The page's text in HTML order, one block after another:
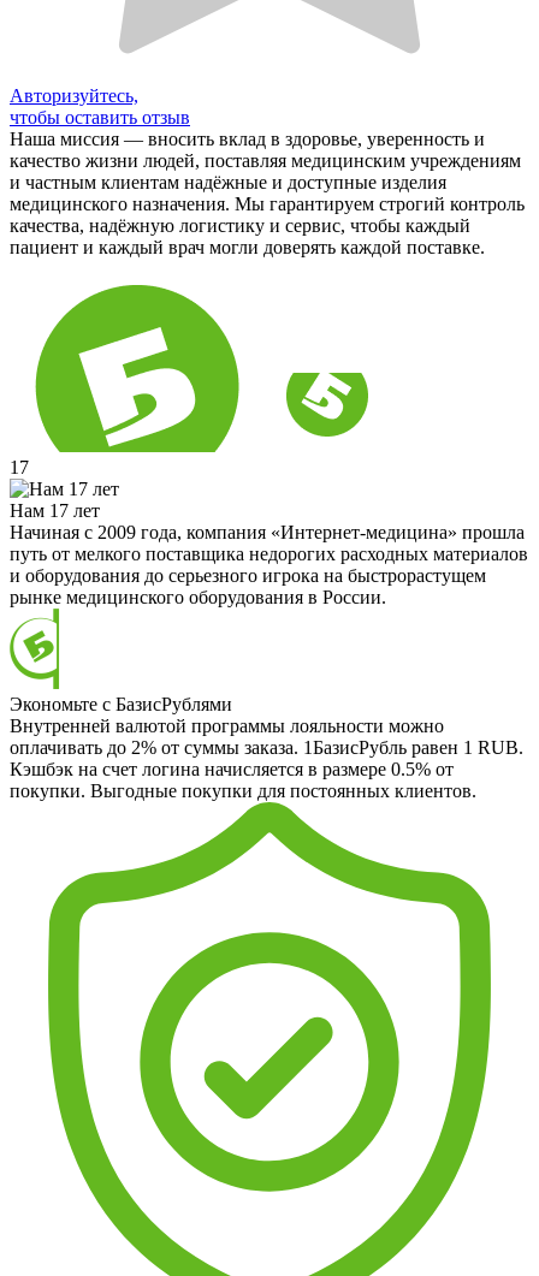
Авторизуйтесь,
чтобы оставить отзыв
Наша миссия — вносить вклад в здоровье, уверенность и
качество жизни людей, поставляя медицинским учреждениям
и частным клиентам надёжные и доступные изделия
медицинского назначения. Мы гарантируем строгий контроль
качества, надёжную логистику и сервис, чтобы каждый
пациент и каждый врач могли доверять каждой поставке.
17
Нам 17 лет
Начиная с 2009 года, компания «Интернет-медицина» прошла
путь от мелкого поставщика недорогих расходных материалов
и оборудования до серьезного игрока на быстрорастущем
рынке медицинского оборудования в России.
Экономьте с БазисРублями
Внутренней валютой программы лояльности можно
оплачивать до 2% от суммы заказа. 1БазисРубль равен 1 RUB.
Кэшбэк на счет логина начисляется в размере 0.5% от
покупки. Выгодные покупки для постоянных клиентов.